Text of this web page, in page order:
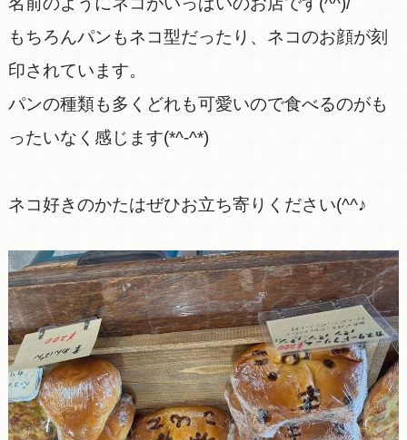
もちろんパンもネコ型だったり、ネコのお顔が刻
印されています。
パンの種類も多くどれも可愛いので食べるのがも
ったいなく感じます(*^-^*)
ネコ好きのかたはぜひお立ち寄りください(^^♪